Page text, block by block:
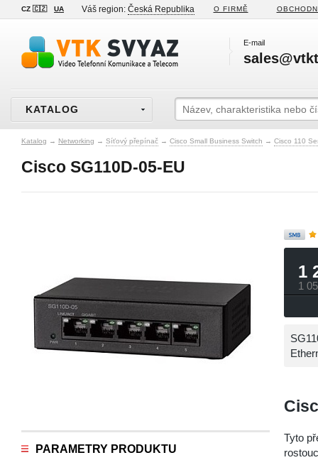
CZ 🇨🇿 UA Váš region: Česká Republika O FIRMĚ
E-mail
KATALOG
Katalog → Networking → Síťový přepínač → Cisco Small Business Switch → Cisco 110
Cisco SG110D-05-EU
PARAMETRY PRODUKTU
1
1
Tyto